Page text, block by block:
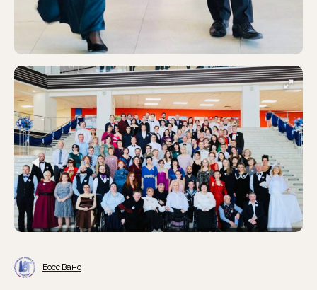
Босс Вано